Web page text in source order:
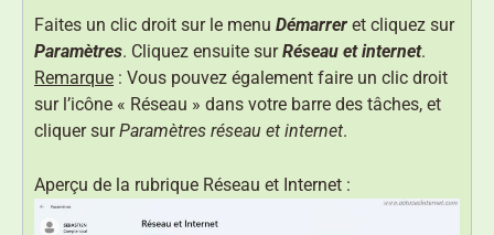
Faites un clic droit sur le menu Démarrer et cliquez sur
Paramètres. Cliquez ensuite surRéseau et internet.
Remarque : Vous pouvez également faire un clic droit
sur l’icône « Réseau » dans votre barre des tâches, et
cliquer surParamètres réseau et internet.
Aperçu de la rubrique Réseau et Internet :